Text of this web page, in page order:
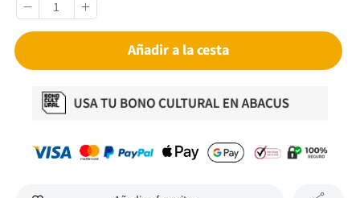
Añadir a la cesta